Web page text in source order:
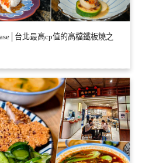
台北最高cp值的高檔鐵板燒之